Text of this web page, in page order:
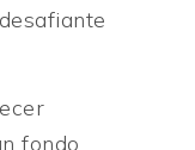
fondo